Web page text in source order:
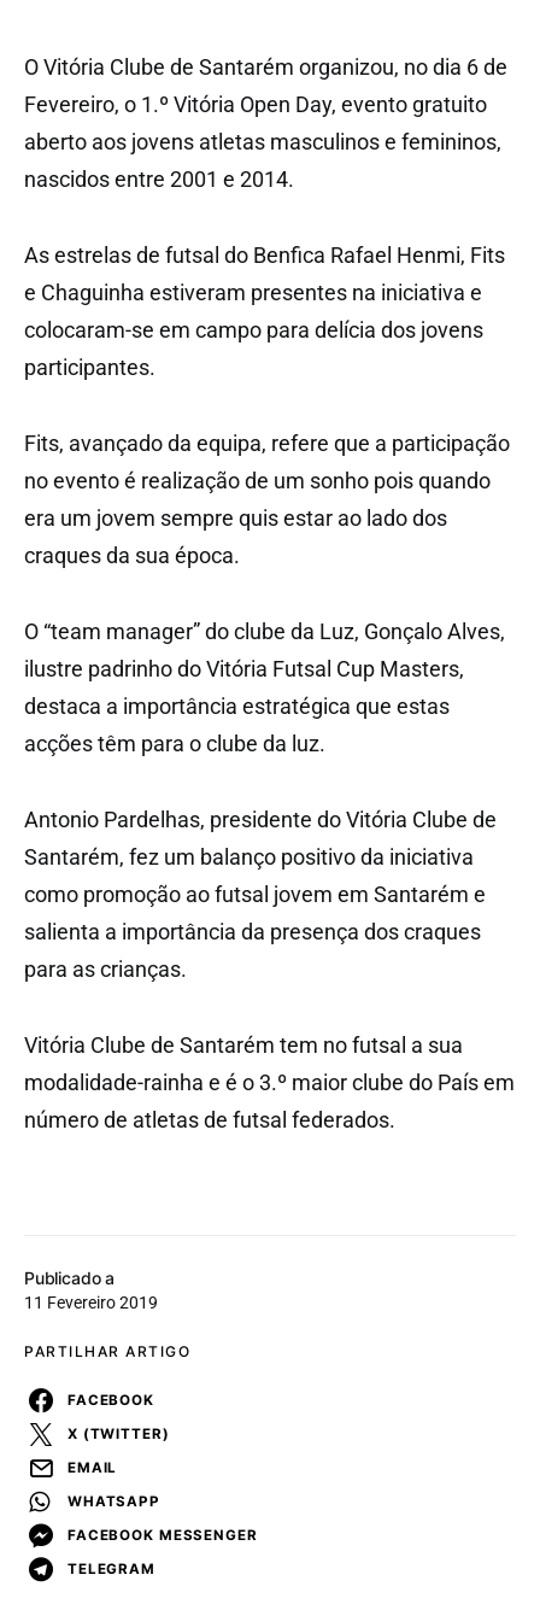
Publicado a
11 Fevereiro 2019
PARTILHAR ARTIGO
FACEBOOK
X (TWITTER)
EMAIL
WHATSAPP
FACEBOOK MESSENGER
TELEGRAM
O Vitória Clube de Santarém organizou, no dia 6 de
Fevereiro, o 1.º Vitória Open Day, evento gratuito
aberto aos jovens atletas masculinos e femininos,
nascidos entre 2001 e 2014.
As estrelas de futsal do Benfica Rafael Henmi, Fits
e Chaguinha estiveram presentes na iniciativa e
colocaram-se em campo para delícia dos jovens
participantes.
Fits, avançado da equipa, refere que a participação
no evento é realização de um sonho pois quando
era um jovem sempre quis estar ao lado dos
craques da sua época.
O “team manager” do clube da Luz, Gonçalo Alves,
ilustre padrinho do Vitória Futsal Cup Masters,
destaca a importância estratégica que estas
acções têm para o clube da luz.
Antonio Pardelhas, presidente do Vitória Clube de
Santarém, fez um balanço positivo da iniciativa
como promoção ao futsal jovem em Santarém e
salienta a importância da presença dos craques
para as crianças.
Vitória Clube de Santarém tem no futsal a sua
modalidade-rainha e é o 3.º maior clube do País em
número de atletas de futsal federados.